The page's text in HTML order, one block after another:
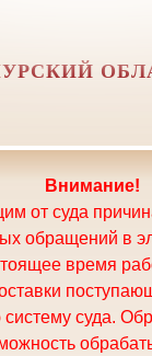
Внимание!
от суда
обращений в
время
суда.